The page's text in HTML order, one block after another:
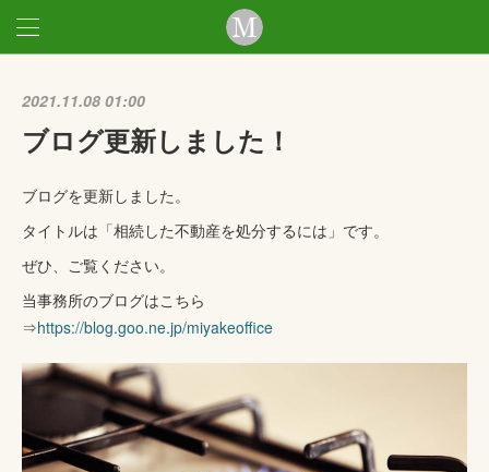
2021.11.08 01:00
ブログ更新しました！
ブログを更新しました。
タイトルは「相続した不動産を処分するには」です。
ぜひ、ご覧ください。
当事務所のブログはこちら
⇒https://blog.goo.ne.jp/miyakeoffice